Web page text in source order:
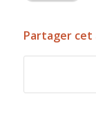
Partager cet